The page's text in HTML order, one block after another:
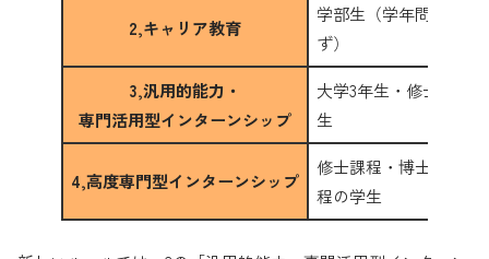
2,キャリア教育
学部生（学年問わ
ず）
3,汎用的能力・
専門活用型インターンシップ
大学3年生・修士1年
生
4,高度専門型インターンシップ
修士課程・博士課
程の学生